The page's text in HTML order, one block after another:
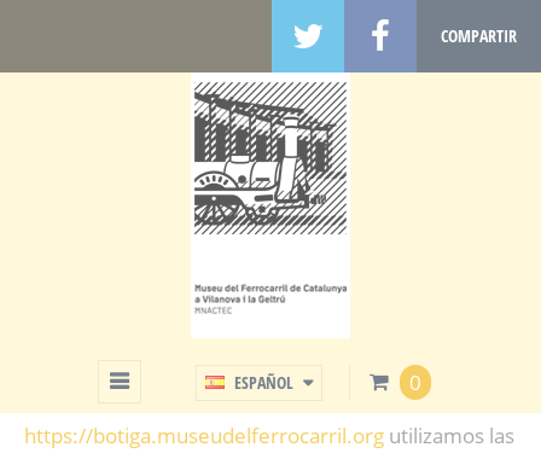
COMPARTIR
ESPAÑOL 0
POLÍTICA DE COOKIES
https://botiga.museudelferrocarril.org utilizamos las